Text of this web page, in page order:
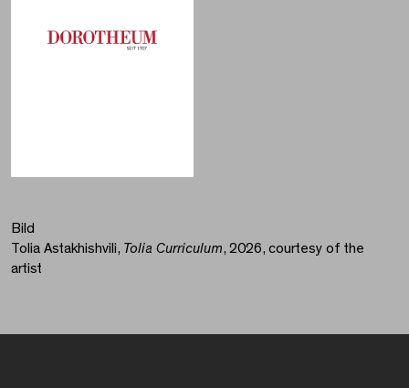
Bild
Tolia Astakhishvili, Tolia Curriculum, 2026, courtesy of the
artist